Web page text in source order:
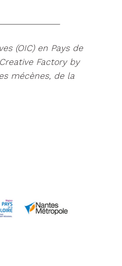
(OIC) en Pays de
Factory by
mécènes, de la